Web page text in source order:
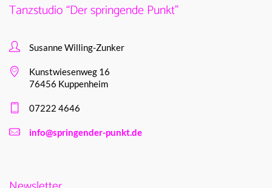
Tanzstudio “Der springende Punkt”
Susanne Willing-Zunker
Kunstwiesenweg 16
76456 Kuppenheim
07222 4646
info@springender-punkt.de